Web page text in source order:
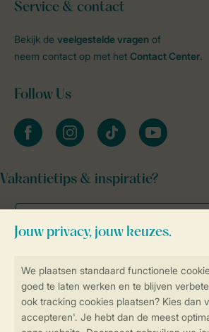
Veilig en snel online boeken
Service & contact
Bekijk de veelgestelde vragen of
neem contact op met het Contact Center.
Follow Us
facebookinstagramtiktok youtube
Vakantietips & inspiratie?